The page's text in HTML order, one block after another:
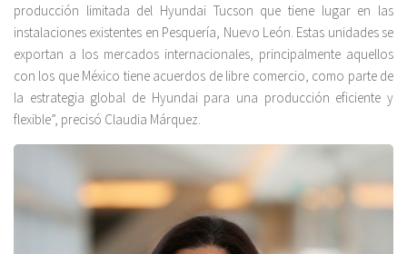
producción limitada del Hyundai Tucson que tiene lugar en las
instalaciones existentes en Pesquería, Nuevo León. Estas unidades se
exportan a los mercados internacionales, principalmente aquellos
con los que México tiene acuerdos de libre comercio, como parte de
la estrategia global de Hyundai para una producción eficiente y
flexible”, precisó Claudia Márquez.